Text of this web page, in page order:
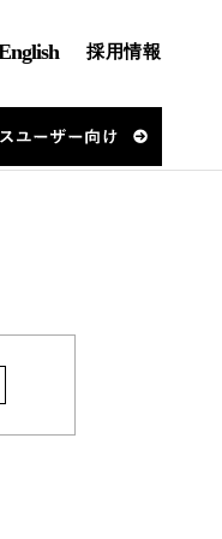
採用情報